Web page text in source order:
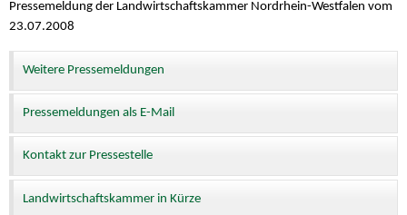
Pressemeldung der Landwirtschaftskammer Nordrhein-Westfalen vom
23.07.2008
Weitere Pressemeldungen
Pressemeldungen als E-Mail
Kontakt zur Pressestelle
Landwirtschaftskammer in Kürze